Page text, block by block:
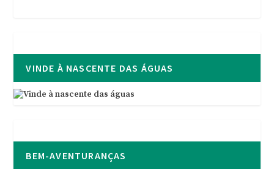
VINDE À NASCENTE DAS ÁGUAS
BEM-AVENTURANÇAS